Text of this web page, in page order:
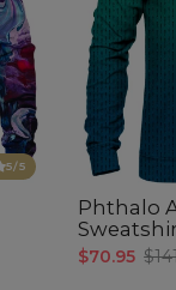
5/5
Phthalo
$70.95